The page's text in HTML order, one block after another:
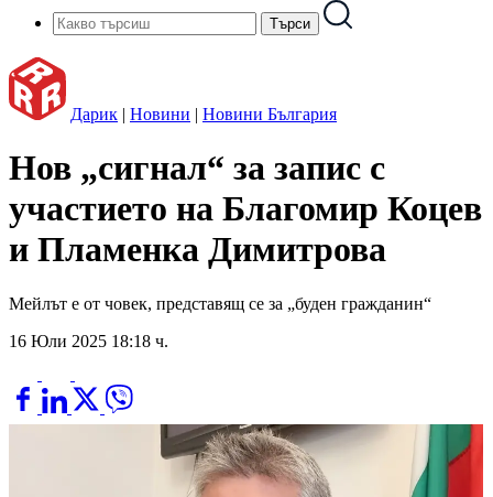
Дарик | Новини | Новини България
Нов „сигнал“ за запис с
участието на Благомир Коцев
и Пламенка Димитрова
Мейлът е от човек, представящ се за „буден гражданин“
16 Юли 2025 18:18 ч.